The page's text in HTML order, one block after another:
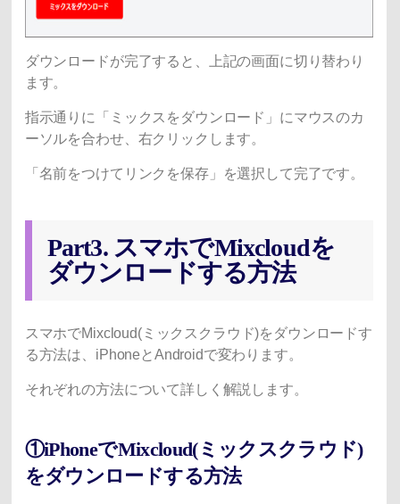
ダウンロードが完了すると、上記の画面に切り替わり
ます。
指示通りに「ミックスをダウンロード」にマウスのカ
ーソルを合わせ、右クリックします。
「名前をつけてリンクを保存」を選択して完了です。
Part3. スマホでMixcloudを
ダウンロードする方法
スマホでMixcloud(ミックスクラウド)をダウンロードす
る方法は、iPhoneとAndroidで変わります。
それぞれの方法について詳しく解説します。
①iPhoneでMixcloud(ミックスクラウド)
をダウンロードする方法